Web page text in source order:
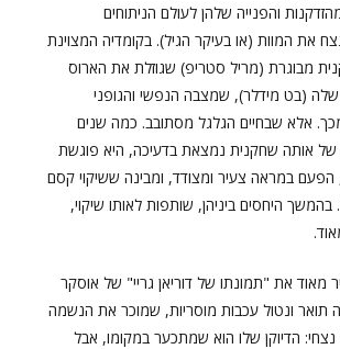
מהזדקנות והפנייה שלהן לעולם הניתוחים
את המוות (או בעיקר הגיל). בקומדיה המצוינת
מבוגרת (מריל סטריפ) שגוזלת את הארוס
(בט מידלר), שמצבה הנפשי והגופני
אלא שבחיים הגלגל מסתובב. כמה שנים
של אותה שחקנית נמצאת בדעיכה, היא פוגשת
במראה צעיר ומצודד, ומבינה ששיקוי קסם
היחסים ביניהן, שותפות לאותו שיקוי,
מאוד את "תמונתו של דוריאן גריי" של אוסקר
תואר ונטול עכבות מוסריות, שמוכר את הנשמה
נצחי: הדיוקן שלו הוא שמתכער במקומו, אבל